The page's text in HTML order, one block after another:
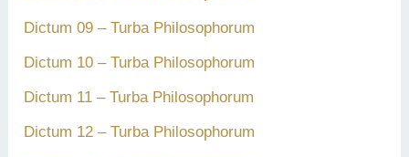
Dictum 09 – Turba Philosophorum
Dictum 10 – Turba Philosophorum
Dictum 11 – Turba Philosophorum
Dictum 12 – Turba Philosophorum